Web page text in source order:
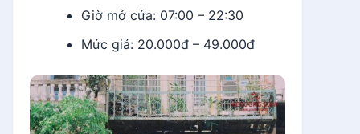
Giờ mở cửa: 07:00 – 22:30
Mức giá: 20.000đ – 49.000đ